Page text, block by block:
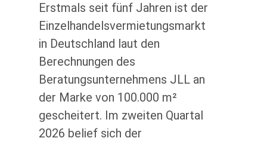
Erstmals seit fünf Jahren ist der
Einzelhandelsvermietungsmarkt
in Deutschland laut den
Berechnungen des
Beratungsunternehmens JLL an
der Marke von 100.000 m²
gescheitert. Im zweiten Quartal
2026 belief sich der